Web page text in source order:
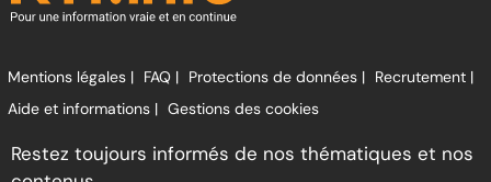
Mentions légales | FAQ | Protections de données | Recrutement |
Aide et informations | Gestions des cookies
Restez toujours informés de nos thématiques et nos